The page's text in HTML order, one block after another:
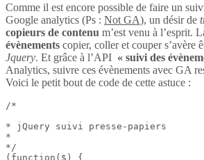
Comme il est encore possible de faire un
Google analytics (Ps : Not GA), un désir de
copieurs de contenu m’est venu à l’esprit.
évènements copier, coller et couper s’avère
Jquery. Et grâce à l’API « suivi des
Analytics, suivre ces évènements avec GA
Voici le petit bout de code de cette astuce :
/*
* jQuery suivi presse-papiers
*
*/
(function($) {